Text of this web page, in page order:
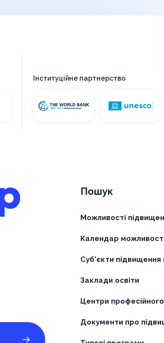
Пошук
Можливості
Календар
Суб'єкти підвищення
Заклади освіти
Центри
Документи про
Інституційне партнерство